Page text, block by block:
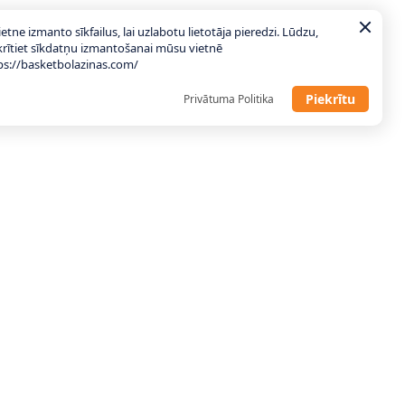
izmanto sīkfailus, lai uzlabotu lietotāja pieredzi. Lūdzu,
sīkdatņu izmantošanai mūsu vietnē
basketbolazinas.com/
Privātuma Politika Piekrītu